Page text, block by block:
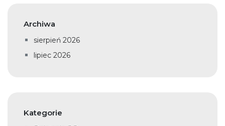
Archiwa
sierpień 2026
lipiec 2026
Kategorie